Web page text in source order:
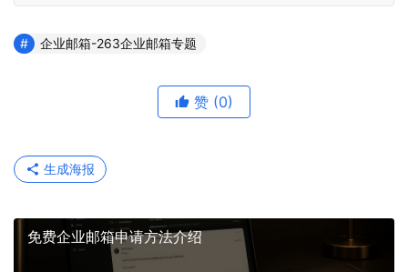
企业邮箱-263企业邮箱专题
赞 (0)
生成海报
免费企业邮箱申请方法介绍